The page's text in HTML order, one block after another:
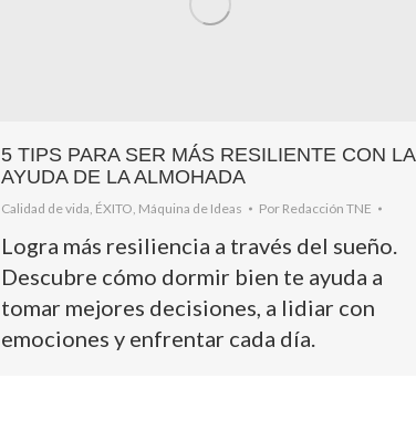
5 TIPS PARA SER MÁS RESILIENTE CON LA
AYUDA DE LA ALMOHADA
Calidad de vida ÉXITO Máquina de Ideas Por Redacción TNE
Logra más resiliencia a través del sueño.
Descubre cómo dormir bien te ayuda a
tomar mejores decisiones, a lidiar con
emociones y enfrentar cada día.